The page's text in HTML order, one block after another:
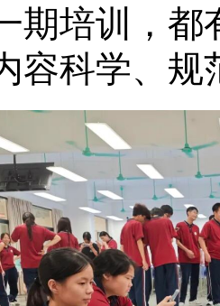
期培训，都
容科学、规